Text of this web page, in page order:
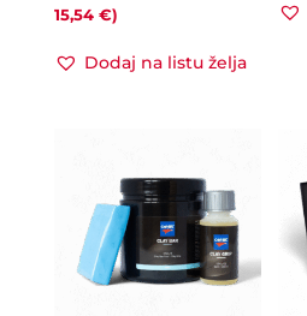
15,54 €)
Dodaj na listu želja